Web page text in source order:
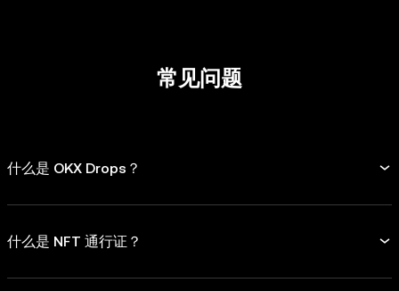
常见问题
什么是 OKX Drops？
什么是 NFT 通行证？